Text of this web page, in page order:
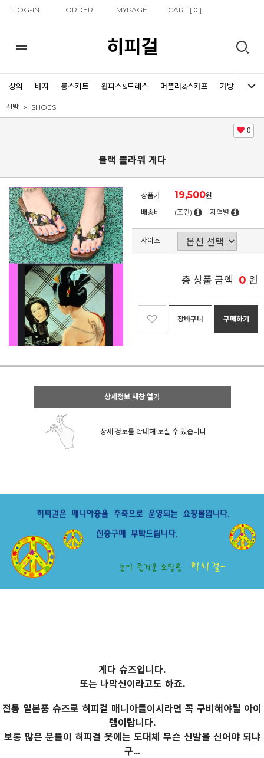
LOG-IN ORDER MYPAGE CART [0 ]
히피걸
상의 바지 롱스커트 원피스&드레스 머플러&스카프 가방 신발
신발 SHOES
0
블랙 플라워 게다
상품가 19,500원
배송비
(조건) 지역별
사이즈
총 상품 금액 0 원
장바구니 구매하기
상세정보 새창 열기
상세 정보를 확대해 보실 수 있습니다.
게다 슈즈입니다.
또는 나막신이라고도 하죠.
전통 일본풍 슈즈로 히피걸 매니아들이시라면 꼭 구비해야될 아이
템이랍니다.
보통 많은 분들이 히피걸 옷에는 도대체 무슨 신발을 신어야 되냐
구...